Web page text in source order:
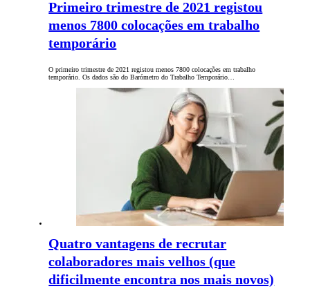
Primeiro trimestre de 2021 registou
menos 7800 colocações em trabalho
temporário
O primeiro trimestre de 2021 registou menos 7800 colocações em trabalho
temporário. Os dados são do Barómetro do Trabalho Temporário…
Quatro vantagens de recrutar
colaboradores mais velhos (que
dificilmente encontra nos mais novos)